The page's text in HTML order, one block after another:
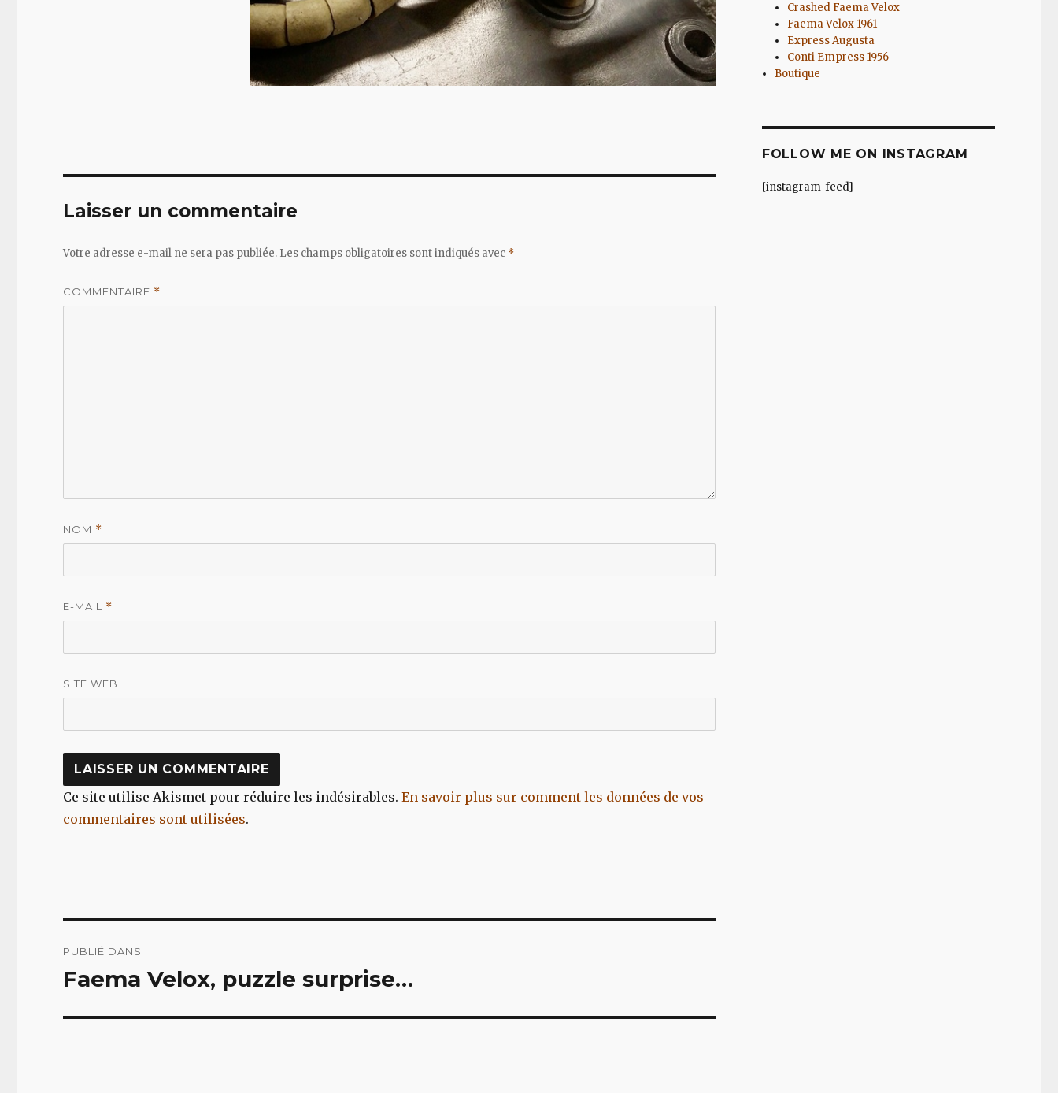
Laisser un commentaire
Votre adresse e-mail ne sera pas publiée. Les champs obligatoires sont indiqués avec *
COMMENTAIRE *
NOM *
E-MAIL *
SITE WEB
Ce site utilise Akismet pour réduire les indésirables.En savoir plus sur comment les données de vos
commentaires sont utilisées.
de
PUBLIÉ DANS
Faema Velox, puzzle surprise…
Crashed Faema Velox
Faema Velox 1961
Express Augusta
Conti Empress 1956
Boutique
FOLLOW ME ON INSTAGRAM
[instagram-feed]